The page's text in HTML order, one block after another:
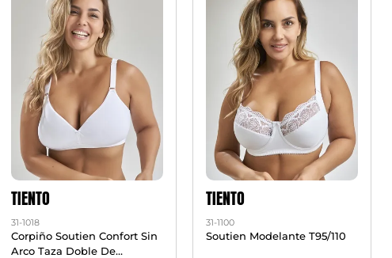
TIENTO
31-1018
Corpiño Soutien Confort Sin
Arco Taza Doble De
TIENTO
31-1100
Soutien Modelante T95/110